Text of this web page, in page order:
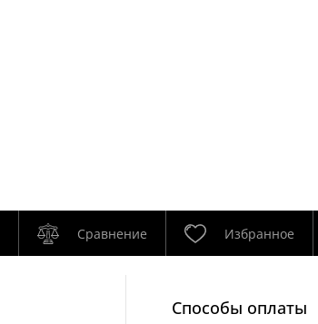
Сравнение Избранное
Способы оплаты